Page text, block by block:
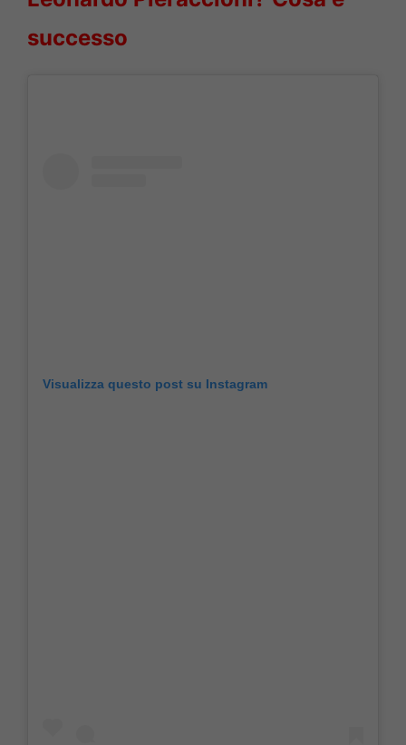
successo
Visualizza questo post su Instagram